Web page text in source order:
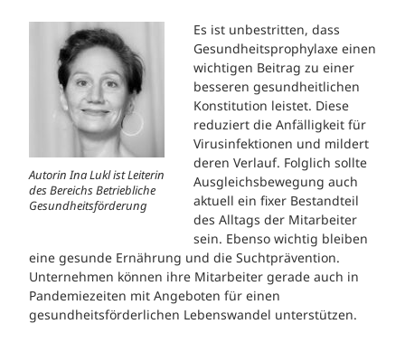
Autorin Ina Lukl ist Leiterin
des Bereichs Betriebliche
Gesundheitsförderung
Es ist unbestritten, dass
Gesundheitsprophylaxe einen
wichtigen Beitrag zu einer
besseren gesundheitlichen
Konstitution leistet. Diese
reduziert die Anfälligkeit für
Virusinfektionen und mildert
deren Verlauf. Folglich sollte
Ausgleichsbewegung auch
aktuell ein fixer Bestandteil
des Alltags der Mitarbeiter
sein. Ebenso wichtig bleiben
eine gesunde Ernährung und die Suchtprävention.
Unternehmen können ihre Mitarbeiter gerade auch in
Pandemiezeiten mit Angeboten für einen
gesundheitsförderlichen Lebenswandel unterstützen.